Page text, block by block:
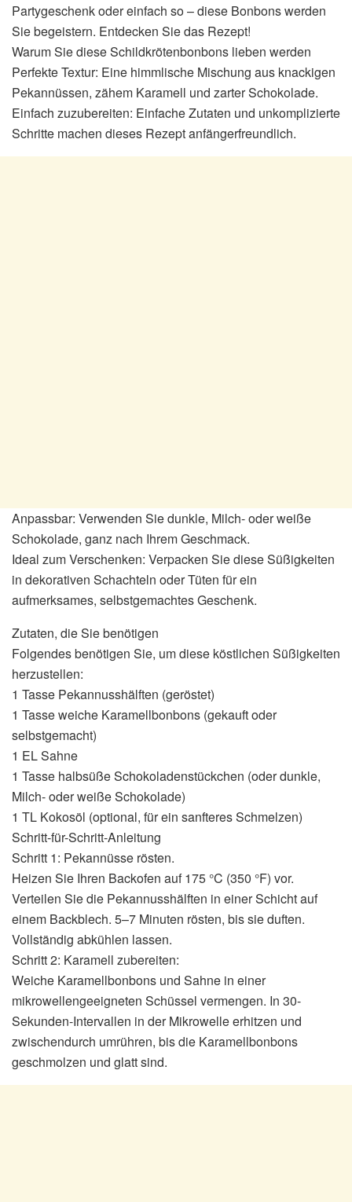
Partygeschenk oder einfach so – diese Bonbons werden
Sie begeistern. Entdecken Sie das Rezept!
Warum Sie diese Schildkrötenbonbons lieben werden
Perfekte Textur: Eine himmlische Mischung aus knackigen
Pekannüssen, zähem Karamell und zarter Schokolade.
Einfach zuzubereiten: Einfache Zutaten und unkomplizierte
Schritte machen dieses Rezept anfängerfreundlich.
Anpassbar: Verwenden Sie dunkle, Milch- oder weiße
Schokolade, ganz nach Ihrem Geschmack.
Ideal zum Verschenken: Verpacken Sie diese Süßigkeiten
in dekorativen Schachteln oder Tüten für ein
aufmerksames, selbstgemachtes Geschenk.
Zutaten, die Sie benötigen
Folgendes benötigen Sie, um diese köstlichen Süßigkeiten
herzustellen:
1 Tasse Pekannusshälften (geröstet)
1 Tasse weiche Karamellbonbons (gekauft oder
selbstgemacht)
1 EL Sahne
1 Tasse halbsüße Schokoladenstückchen (oder dunkle,
Milch- oder weiße Schokolade)
1 TL Kokosöl (optional, für ein sanfteres Schmelzen)
Schritt-für-Schritt-Anleitung
Schritt 1: Pekannüsse rösten.
Heizen Sie Ihren Backofen auf 175 °C (350 °F) vor.
Verteilen Sie die Pekannusshälften in einer Schicht auf
einem Backblech. 5–7 Minuten rösten, bis sie duften.
Vollständig abkühlen lassen.
Schritt 2: Karamell zubereiten:
Weiche Karamellbonbons und Sahne in einer
mikrowellengeeigneten Schüssel vermengen. In 30-
Sekunden-Intervallen in der Mikrowelle erhitzen und
zwischendurch umrühren, bis die Karamellbonbons
geschmolzen und glatt sind.